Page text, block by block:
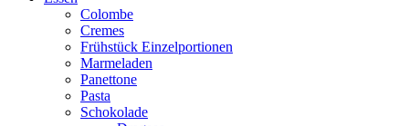
Colombe
Cremes
Frühstück Einzelportionen
Marmeladen
Panettone
Pasta
Schokolade